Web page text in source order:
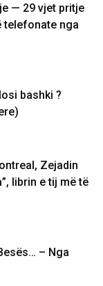
— 29 vjet pritje
telefonate nga
bashki ?
Zejadin
librin e tij më të
– Nga